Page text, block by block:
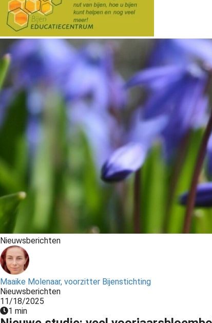
Nieuwsberichten
Maaike Molenaar, voorzitter Bijenstichting
Nieuwsberichten
11/18/2025
1 min